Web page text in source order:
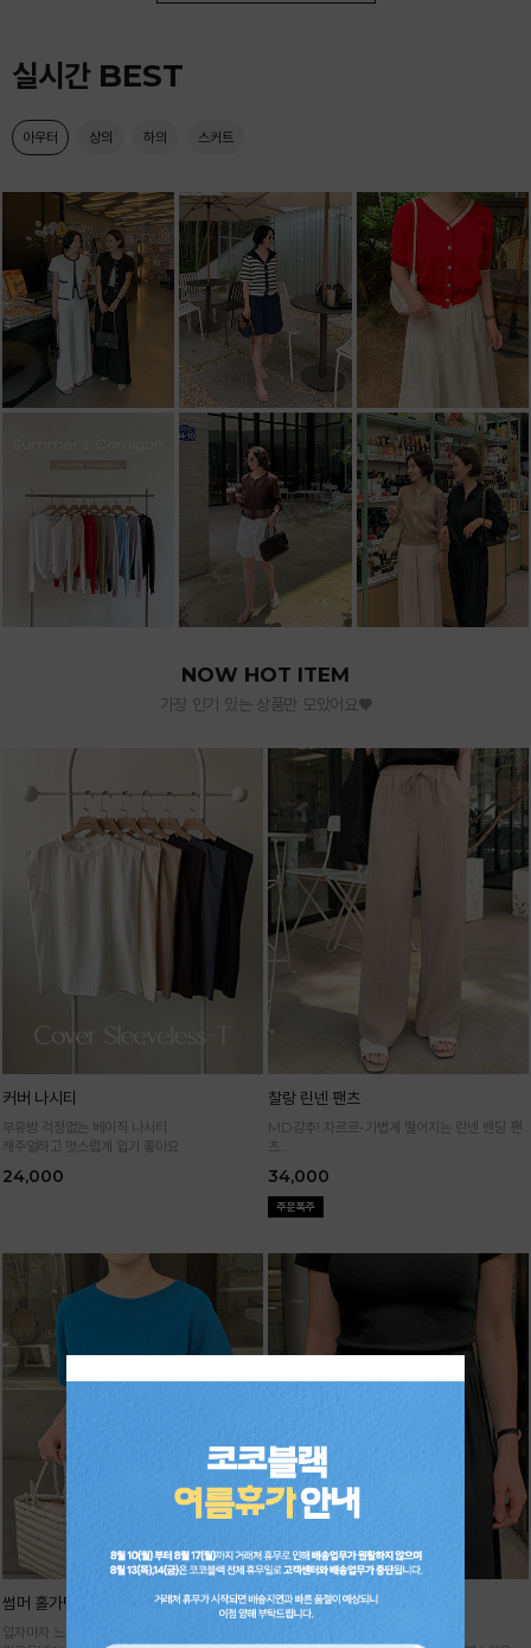
실시간 BEST
아우터 상의 하의 스커트
NOW HOT ITEM
가장 인기 있는 상품만 모았어요♥
커버 나시티
부유방 걱정없는 베이직 나시티
캐주얼하고 멋스럽게 입기 좋아요
24,000
찰랑 린넨 팬츠
MD강추! 차르르-가볍게 떨어지는 린넨 밴딩 팬
츠
34,000
썸머 홀가먼트 니트
입자마자 느껴지는 고급스러움,
기획 썸머 하렘 팬츠